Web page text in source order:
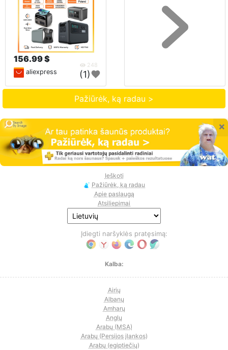
156.99 $
248
aliexpress (1)
Pažiūrėk, ką radau >
×
Ieškoti
Pažiūrėk, ką radau
Apie paslaugą
Atsiliepimai
Įdiegti naršyklės pratęsimą:
Kalba:
Airių
Albanų
Amharų
Anglų
Arabų (MSA)
Arabų (Persijos įlankos)
Arabų (egiptiečių)